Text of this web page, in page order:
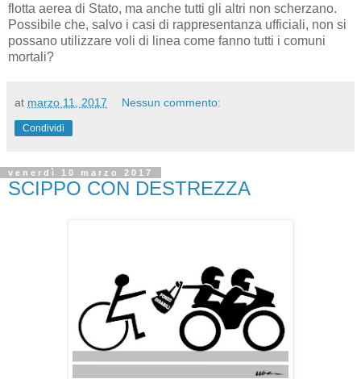
flotta aerea di Stato, ma anche tutti gli altri non scherzano.
Possibile che, salvo i casi di rappresentanza ufficiali, non si
possano utilizzare voli di linea come fanno tutti i comuni
mortali?
at marzo 11, 2017 Nessun commento:
Condividi
venerdì 10 marzo 2017
SCIPPO CON DESTREZZA